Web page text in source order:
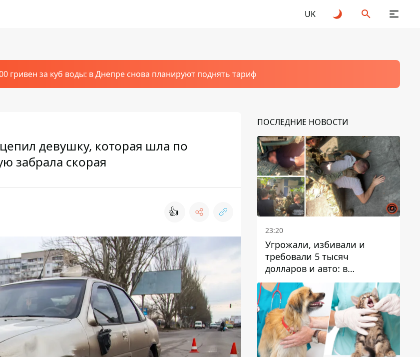
UK
гривен за куб воды: в Днепре снова планируют поднять тариф
девушку, которая шла по
забрала скорая
👍
ПОСЛЕДНИЕ НОВОСТИ
23:20
Угрожали, избивали и
требовали 5 тысяч
долларов и авто: в
Павлограде задержали двух
мужчин